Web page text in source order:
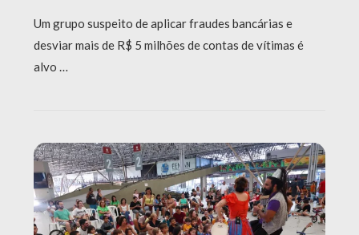
Um grupo suspeito de aplicar fraudes bancárias e
desviar mais de R$ 5 milhões de contas de vítimas é
alvo …